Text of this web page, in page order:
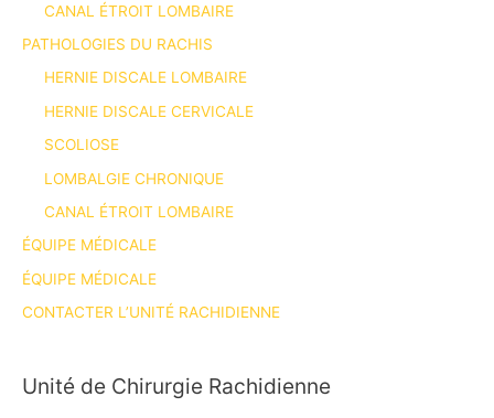
CANAL ÉTROIT LOMBAIRE
PATHOLOGIES DU RACHIS
HERNIE DISCALE LOMBAIRE
HERNIE DISCALE CERVICALE
SCOLIOSE
LOMBALGIE CHRONIQUE
CANAL ÉTROIT LOMBAIRE
ÉQUIPE MÉDICALE
ÉQUIPE MÉDICALE
CONTACTER L’UNITÉ RACHIDIENNE
Unité de Chirurgie Rachidienne